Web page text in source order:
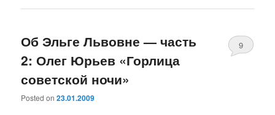
Об Эльге Львовне — часть
2: Олег Юрьев «Горлица
советской ночи»
Posted on23.01.2009
9